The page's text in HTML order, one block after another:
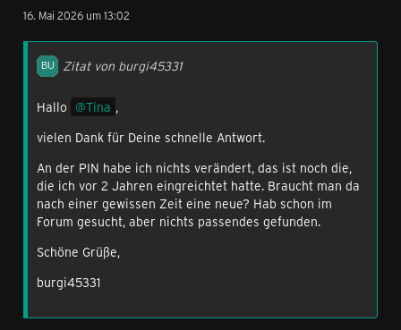
16. Mai 2026 um 13:02
Zitat von burgi45331
Hallo Tina ,
vielen Dank für Deine schnelle Antwort.
An der PIN habe ich nichts verändert, das ist noch die,
die ich vor 2 Jahren eingreichtet hatte. Braucht man da
nach einer gewissen Zeit eine neue? Hab schon im
Forum gesucht, aber nichts passendes gefunden.
Schöne Grüße,
burgi45331